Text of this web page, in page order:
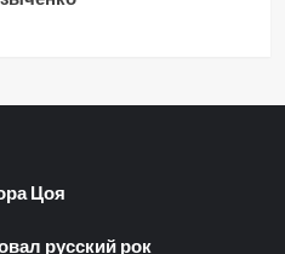
Цоя
русский рок